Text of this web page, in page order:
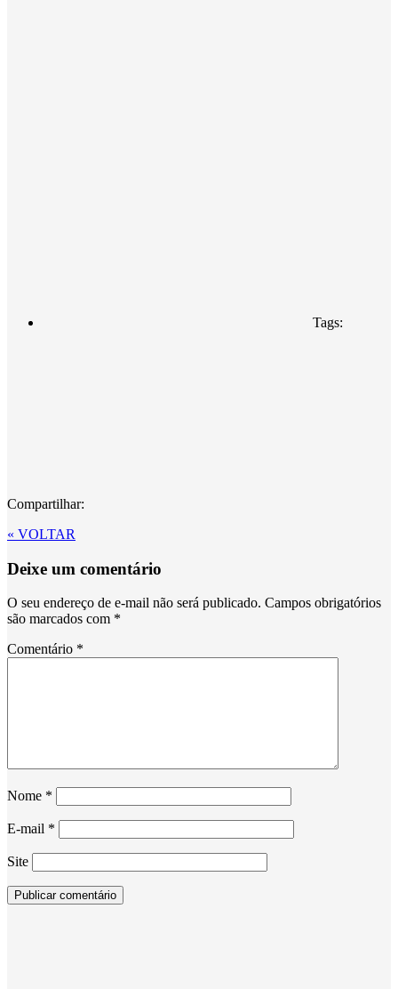
Tags:
Compartilhar:
« VOLTAR
Deixe um comentário
O seu endereço de e-mail não será publicado. Campos obrigatórios
são marcados com *
Comentário *
Nome *
E-mail *
Site